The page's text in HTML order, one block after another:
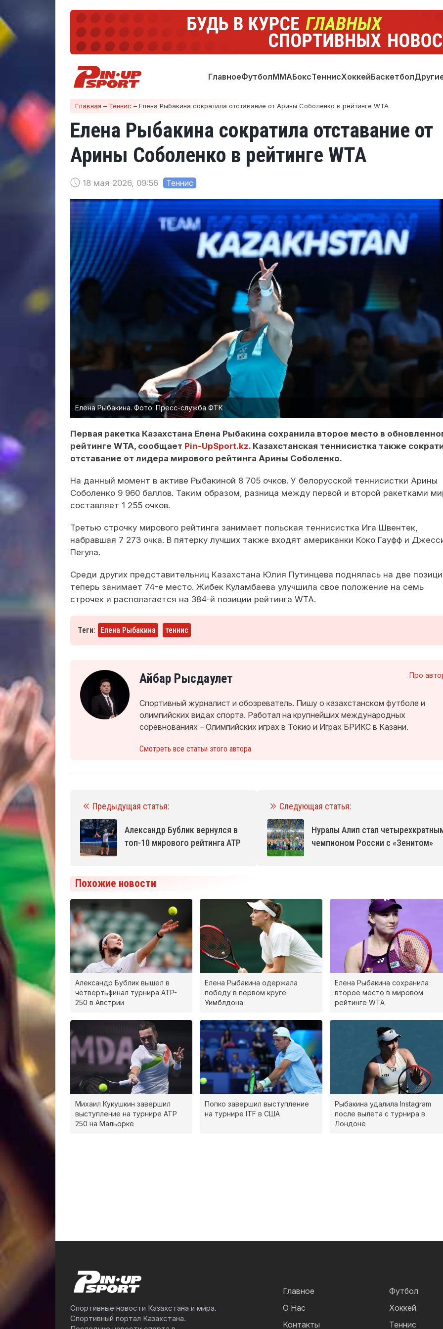
ГлавноеФутболММАБоксТеннисХоккейБаскетбол
Главная – Теннис – Елена Рыбакина сократила отставание от Арины Соболенко в рейтинге WTA
Елена Рыбакина сократила отставание от
Арины Соболенко в рейтинге WTA
18 мая 2026, 09:56 Теннис
Елена Рыбакина. Фото: Пресс-служба ФТК
Первая ракетка Казахстана Елена Рыбакина сохранила второе место в
рейтинге WTA, сообщает Pin-UpSport.kz. Казахстанская теннисистка также
отставание от лидера мирового рейтинга Арины Соболенко.
На данный момент в активе Рыбакиной 8 705 очков. У белорусской теннисистки Арины
Соболенко 9 960 баллов. Таким образом, разница между первой и второй ракетками
составляет 1 255 очков.
Третью строчку мирового рейтинга занимает польская теннисистка Ига Швентек,
набравшая 7 273 очка. В пятерку лучших также входят американки Коко Гауфф и
Пегула.
Среди других представительниц Казахстана Юлия Путинцева поднялась на две
теперь занимает 74-е место. Жибек Куламбаева улучшила свое положение на семь
строчек и располагается на 384-й позиции рейтинга WTA.
Теги: Елена Рыбакина теннис
Про
Айбар Рысдаулет
Спортивный журналист и обозреватель. Пишу о казахстанском футболе и
олимпийских видах спорта. Работал на крупнейших международных
соревнованиях – Олимпийских играх в Токио и Играх БРИКС в Казани.
Смотреть все статьи этого автора
Предыдущая статья:
Александр Бублик вернулся в
топ-10 мирового рейтинга ATP
Следующая статья:
Нуралы Алип стал
чемпионом России с «Зенитом»
Похожие новости
Александр Бублик вышел в
четвертьфинал турнира ATP-
250 в Австрии
Елена Рыбакина одержала
победу в первом круге
Уимблдона
Елена Рыбакина сохранила
второе место в мировом
рейтинге WTA
Михаил Кукушкин завершил
выступление на турнире ATP
250 на Мальорке
Попко завершил выступление
на турнире ITF в США
Рыбакина удалила Instagram
после вылета с турнира в
Лондоне
Спортивные новости Казахстана и мира.
Спортивный портал Казахстана.
Главное
О Нас
Контакты
Футбол
Хоккей
Теннис